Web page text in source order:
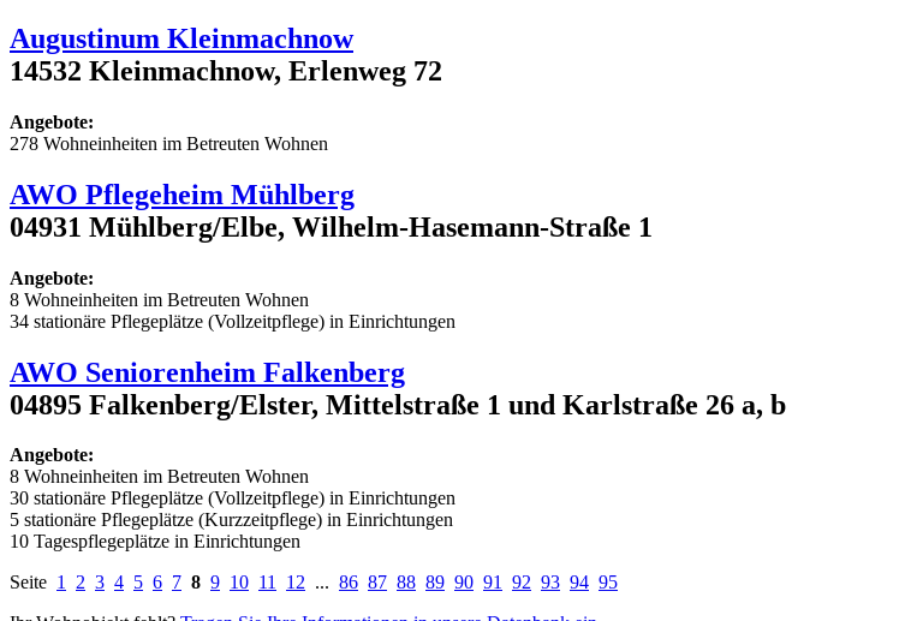
Augustinum Kleinmachnow
14532 Kleinmachnow, Erlenweg 72
Angebote:
278 Wohneinheiten im Betreuten Wohnen
AWO Pflegeheim Mühlberg
04931 Mühlberg/Elbe, Wilhelm-Hasemann-Straße 1
Angebote:
8 Wohneinheiten im Betreuten Wohnen
34 stationäre Pflegeplätze (Vollzeitpflege) in Einrichtungen
AWO Seniorenheim Falkenberg
04895 Falkenberg/Elster, Mittelstraße 1 und Karlstraße 26 a, b
Angebote:
8 Wohneinheiten im Betreuten Wohnen
30 stationäre Pflegeplätze (Vollzeitpflege) in Einrichtungen
5 stationäre Pflegeplätze (Kurzzeitpflege) in Einrichtungen
10 Tagespflegeplätze in Einrichtungen
Seite 1 2 3 4 5 6 7 8 9 10 11 12 ... 86 87 88 89 90 91 92 93 94 95